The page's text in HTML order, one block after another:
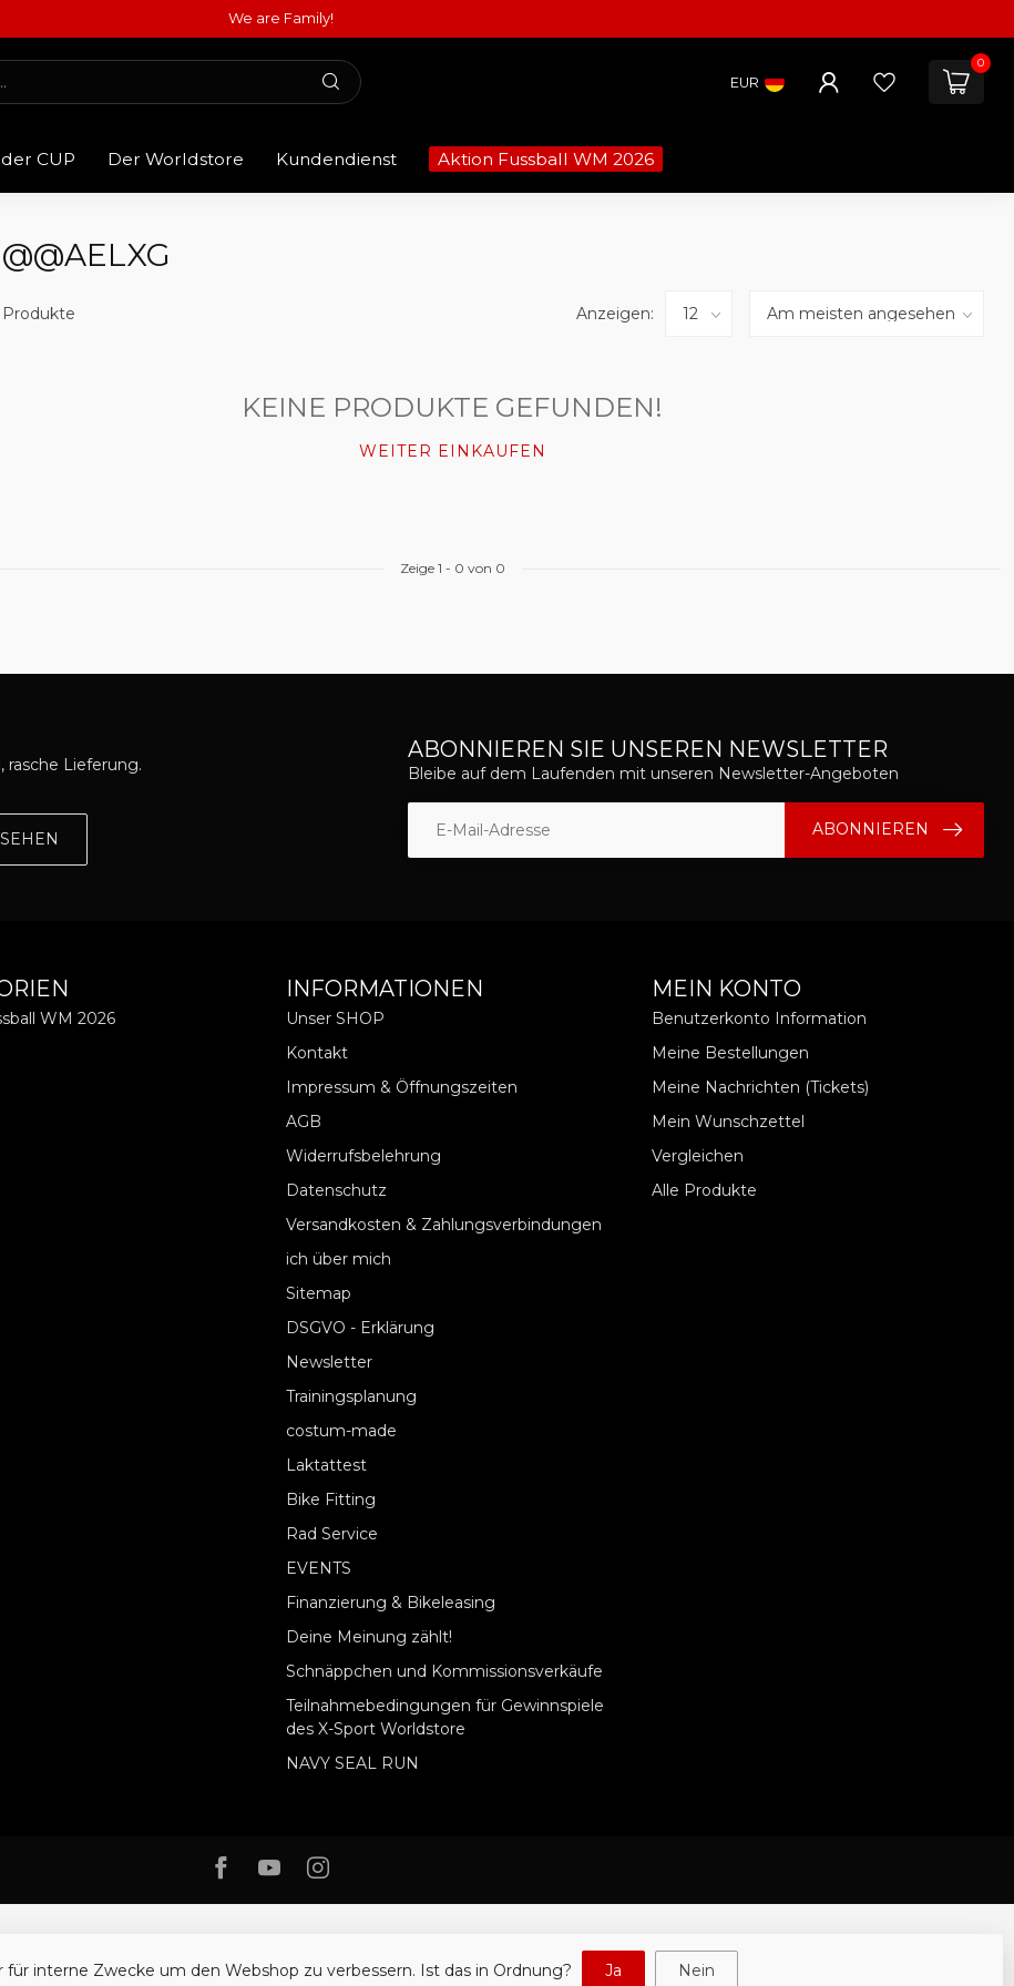
We are Family!
EUR
0
CUP Der Worldstore Kundendienst Aktion Fussball WM 2026
Produkte Anzeigen:
KEINE PRODUKTE GEFUNDEN!
WEITER EINKAUFEN
Zeige 1 - 0 von 0
rasche Lieferung.
ABONNIEREN SIE UNSEREN NEWSLETTER
Bleibe auf dem Laufenden mit unseren Newsletter-Angeboten
ABONNIEREN
WM 2026
INFORMATIONEN
Unser SHOP
Kontakt
Impressum & Öffnungszeiten
AGB
Widerrufsbelehrung
Datenschutz
Versandkosten & Zahlungsverbindungen
ich über mich
Sitemap
DSGVO - Erklärung
Newsletter
Trainingsplanung
costum-made
Laktattest
Bike Fitting
Rad Service
EVENTS
Finanzierung & Bikeleasing
Deine Meinung zählt!
Schnäppchen und Kommissionsverkäufe
Teilnahmebedingungen für Gewinnspiele
des X-Sport Worldstore
NAVY SEAL RUN
MEIN KONTO
Benutzerkonto Information
Meine Bestellungen
Meine Nachrichten (Tickets)
Mein Wunschzettel
Vergleichen
Alle Produkte
interne Zwecke um den Webshop zu verbessern. Ist das in Ordnung? Ja Nein